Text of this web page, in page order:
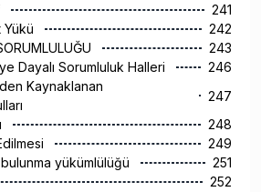
241
Yükü
242
243
Dayalı Sorumluluk Halleri
246
Kaynaklanan
247
248
249
yükümlülüğü
251
252